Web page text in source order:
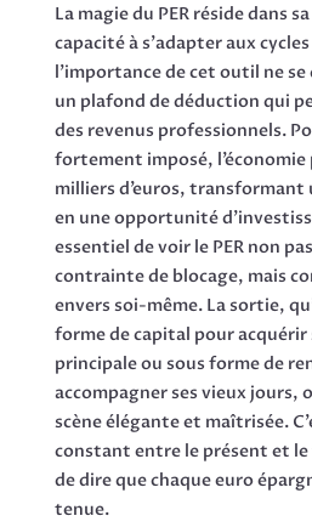
La magie du PER réside dans
capacité à s’adapter aux
l’importance de cet outil ne
un plafond de déduction qui
des revenus professionnels.
fortement imposé,
milliers d’euros,
en une opportunité
essentiel de voir le PER non
contrainte de blocage, mais
envers soi-même. La sortie,
forme de capital pour acquérir
principale ou sous forme de
accompagner ses vieux jours,
scène élégante et maîtrisée.
constant entre le présent et
de dire que chaque euro
tenue.